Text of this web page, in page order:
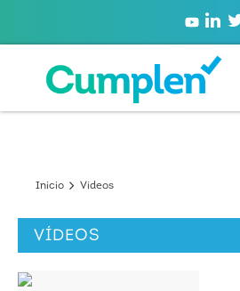
Inicio Vídeos
VÍDEOS